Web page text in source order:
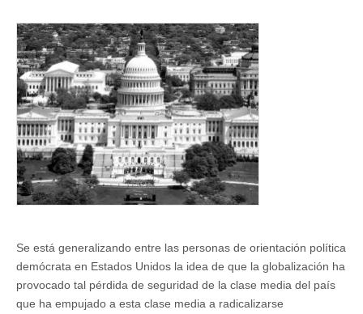
Se está generalizando entre las personas de orientación política
demócrata en Estados Unidos la idea de que la globalización ha
provocado tal pérdida de seguridad de la clase media del país
que ha empujado a esta clase media a radicalizarse